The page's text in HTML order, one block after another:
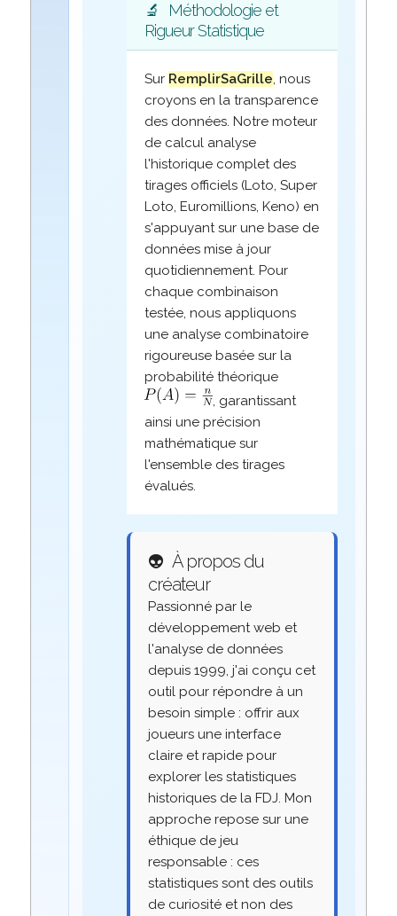
🔬
Méthodologie et
Rigueur Statistique
Sur RemplirSaGrille, nous
croyons en la transparence
des données. Notre moteur
de calcul analyse
l'historique complet des
tirages officiels (Loto, Super
Loto, Euromillions, Keno) en
s'appuyant sur une base de
données mise à jour
quotidiennement. Pour
chaque combinaison
testée, nous appliquons
une analyse combinatoire
rigoureuse basée sur la
probabilité théorique
, garantissant
ainsi une précision
mathématique sur
l'ensemble des tirages
évalués.
👽 À propos du
créateur
Passionné par le
développement web et
l'analyse de données
depuis 1999, j'ai conçu cet
outil pour répondre à un
besoin simple : offrir aux
joueurs une interface
claire et rapide pour
explorer les statistiques
historiques de la FDJ. Mon
approche repose sur une
éthique de jeu
responsable : ces
statistiques sont des outils
de curiosité et non des